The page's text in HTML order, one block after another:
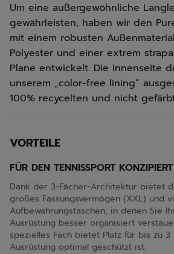
Um eine außergewöhnliche
gewährleisten, haben wir den
mit einem robusten
Polyester und einer extrem
Plane entwickelt. Die Innenseite
unserem „color-free lining“
100% recycelten und nicht
VORTEILE
FÜR DEN TENNISSPORT KONZIPIERT
Dank der 3-Fächer-Architektur bietet
großes Fassungsvermögen (XXL) und
Aufbewahrungstaschen, in denen Sie
Ausrüstung besser organisiert
spezielles Fach bietet Platz für bis zu 3
Ausrüstung optimal geschützt ist.